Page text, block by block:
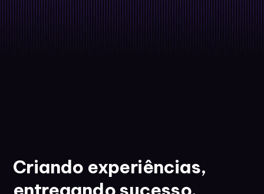
Criando experiências,